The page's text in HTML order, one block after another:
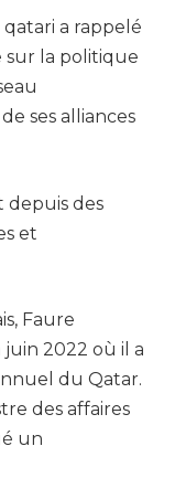
a rappelé
la politique
ses alliances
depuis des
et
Faure
juin 2022 où il a
du Qatar.
des affaires
un